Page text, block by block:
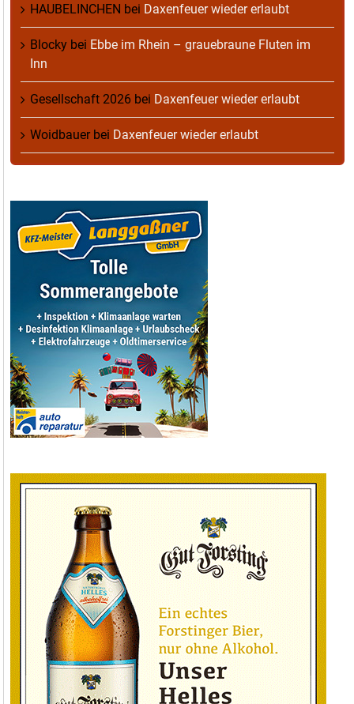
HAUBELINCHEN bei Daxenfeuer wieder erlaubt
Blocky bei Ebbe im Rhein – grauebraune Fluten im
Inn
Gesellschaft 2026 bei Daxenfeuer wieder erlaubt
Woidbauerbei Daxenfeuer wieder erlaubt